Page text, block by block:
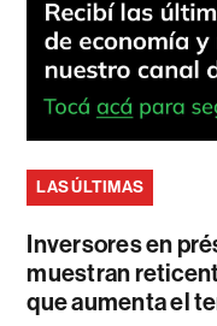
LAS ÚLTIMAS
Inversores en
muestran
que aumenta el